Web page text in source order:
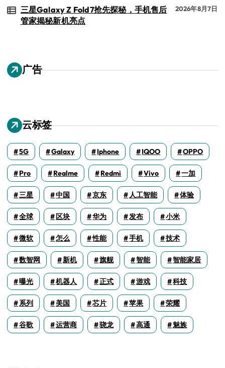
三星Galaxy Z Fold7抢先探秘，手机售后
管家揭秘新机亮点
2026年8月7日
广告
云标签
5G Galaxy Iphone IQOO OPPO
Pro Realme Redmi Vivo 一加
三星 中国 京东 人工智能 体验
全球 区块 华为 发布 小米
微软 怎么 性能 手机 技术
数智网 新机 旗舰 智能 智能家居
曝光 机器人 正式 游戏 科技
系列 美国 芯片 苹果 荣耀
谷歌 运营商 骁龙 高通 魅族